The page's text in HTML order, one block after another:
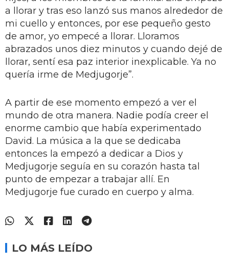
a llorar y tras eso lanzó sus manos alrededor de
mi cuello y entonces, por ese pequeño gesto
de amor, yo empecé a llorar. Lloramos
abrazados unos diez minutos y cuando dejé de
llorar, sentí esa paz interior inexplicable. Ya no
quería irme de Medjugorje”.
A partir de ese momento empezó a ver el
mundo de otra manera. Nadie podía creer el
enorme cambio que había experimentado
David. La música a la que se dedicaba
entonces la empezó a dedicar a Dios y
Medjugorje seguía en su corazón hasta tal
punto de empezar a trabajar allí. En
Medjugorje fue curado en cuerpo y alma.
LO MÁS LEÍDO